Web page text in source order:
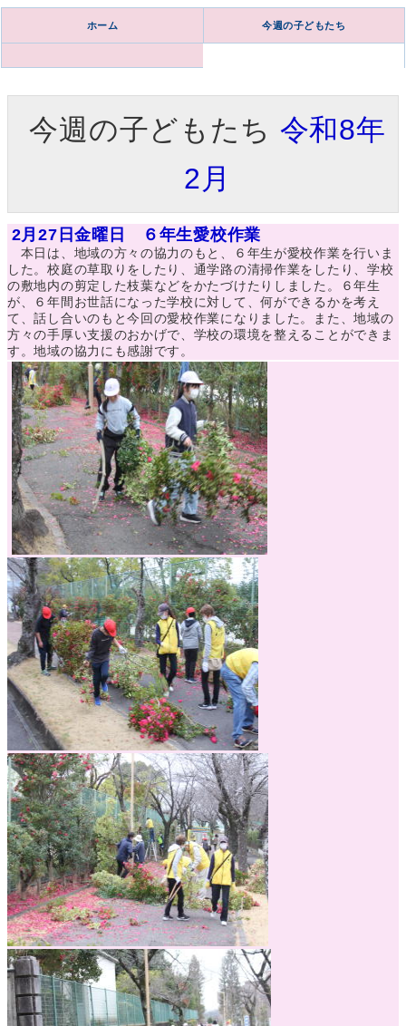
ホーム 今週の子どもたち
今週の子どもたち 令和8年
2月
2月27日金曜日 ６年生愛校作業
本日は、地域の方々の協力のもと、６年生が愛校作業を行いま
した。校庭の草取りをしたり、通学路の清掃作業をしたり、学校
の敷地内の剪定した枝葉などをかたづけたりしました。６年生
が、６年間お世話になった学校に対して、何ができるかを考え
て、話し合いのもと今回の愛校作業になりました。また、地域の
方々の手厚い支援のおかげで、学校の環境を整えることができま
す。地域の協力にも感謝です。